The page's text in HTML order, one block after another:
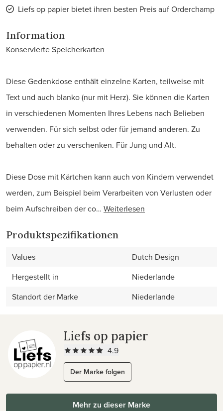
Liefs op papier bietet ihren besten Preis auf Orderchamp
Information
Konservierte Speicherkarten
Diese Gedenkdose enthält einzelne Karten, teilweise mit
Text und auch blanko (nur mit Herz). Sie können die Karten
in verschiedenen Momenten Ihres Lebens nach Belieben
verwenden. Für sich selbst oder für jemand anderen. Zu
behalten oder zu verschenken. Für Jung und Alt.
Diese Dose mit Kärtchen kann auch von Kindern verwendet
werden, zum Beispiel beim Verarbeiten von Verlusten oder
beim Aufschreiben der co… Weiterlesen
Produktspezifikationen
Values
Dutch Design
Hergestellt in
Niederlande
Standort der Marke
Niederlande
Liefs op papier
4.9
Der Marke folgen
Mehr zu dieser Marke